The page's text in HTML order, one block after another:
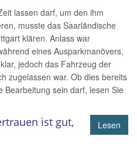
lassen darf, um den ihm
musste das Saarländische
klären. Anlass war
eines Ausparkmanövers,
jedoch das Fahrzeug der
zugelassen war. Ob dies bereits
sein darf, lesen Sie
Lesen
ist gut,